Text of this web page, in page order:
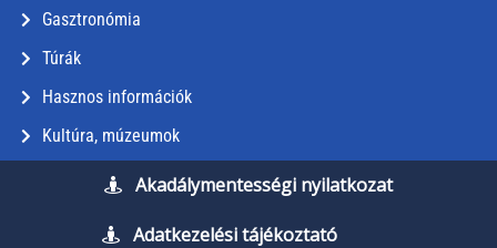
Gasztronómia
Túrák
Hasznos információk
Kultúra, múzeumok
Akadálymentességi nyilatkozat
Adatkezelési tájékoztató